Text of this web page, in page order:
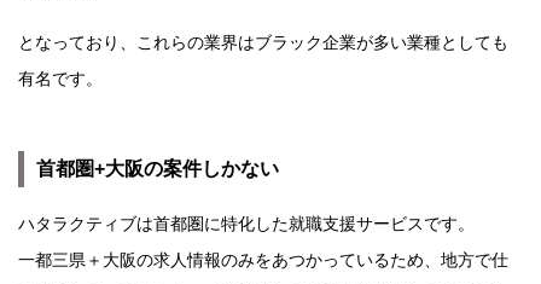
となっており、これらの業界はブラック企業が多い業種としても
有名です。
首都圏+大阪の案件しかない
ハタラクティブは首都圏に特化した就職支援サービスです。
一都三県＋大阪の求人情報のみをあつかっているため、地方で仕